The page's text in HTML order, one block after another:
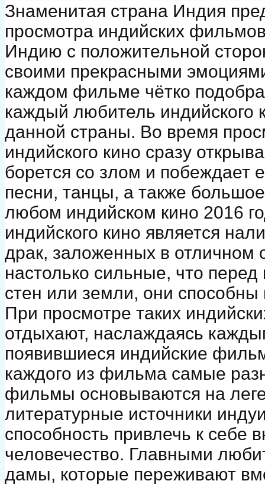
Знаменитая страна Индия
просмотра индийских
Индию с положительной
своими прекрасными
каждом фильме чётко
каждый любитель индийского
данной страны. Во время
индийского кино сразу
борется со злом и побеждает
песни, танцы, а также
любом индийском кино 2016
индийского кино является
драк, заложенных в отличном
настолько сильные, что
стен или земли, они
При просмотре таких
отдыхают, наслаждаясь
появившиеся индийские
каждого из фильма самые
фильмы основываются на
литературные источники
способность привлечь к себе
человечество. Главными
дамы, которые переживают